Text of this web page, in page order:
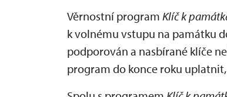
Věrnostní program Klíč k
k volnému vstupu na památku
podporován a nasbírané klíče
program do konce roku